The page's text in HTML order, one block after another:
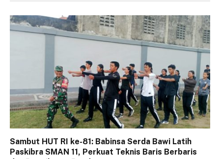
Sambut HUT RI ke-81: Babinsa Serda Bawi Latih
Paskibra SMAN 11, Perkuat Teknis Baris Berbaris